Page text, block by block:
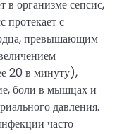
в организме сепсис,
протекает с
превышающим
20 в минуту),
боли в мышцах и
давления.
часто